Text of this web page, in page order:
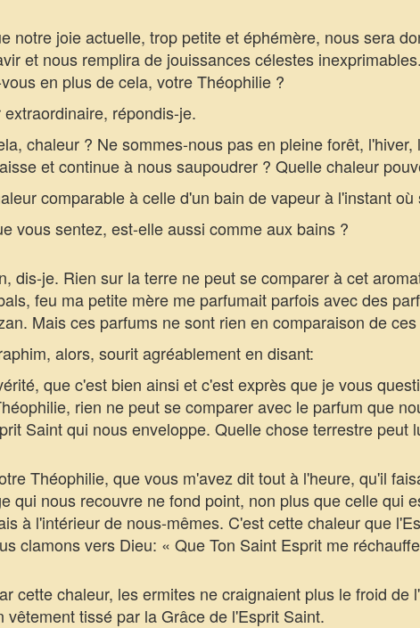
joie actuelle, trop petite et éphémère, nous sera
et nous remplira de jouissances célestes inexprimables.
en plus de cela, votre Théophilie ?
répondis-je.
chaleur ? Ne sommes-nous pas en pleine forêt,
et continue à nous saupoudrer ? Quelle chaleur
comparable à celle d'un bain de vapeur à l'instant où
vous sentez, est-elle aussi comme aux bains ?
je. Rien sur la terre ne peut se comparer à cet
feu ma petite mère me parfumait parfois avec des
Mais ces parfums ne sont rien en comparaison de
alors, sourit agréablement en disant:
que c'est bien ainsi et c'est exprès que je vous
rien ne peut se comparer avec le parfum que
Saint qui nous enveloppe. Quelle chose terrestre peut
Théophilie, que vous m'avez dit tout à l'heure, qu'il
qui nous recouvre ne fond point, non plus que celle qui
à l'intérieur de nous-mêmes. C'est cette chaleur que
clamons vers Dieu: « Que Ton Saint Esprit me
cette chaleur, les ermites ne craignaient plus le froid de
vêtement tissé par la Grâce de l'Esprit Saint.